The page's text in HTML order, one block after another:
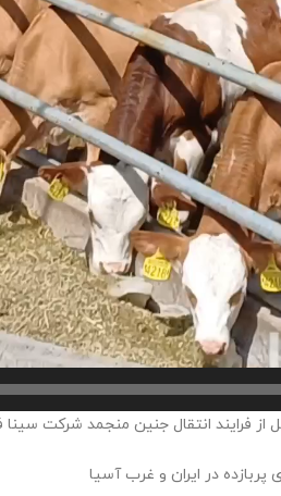
فرایند انتقال جنین منجمد شرکت سینا
پربازده در ایران و غرب آسیا